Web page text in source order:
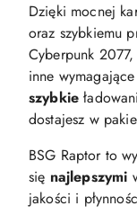
Dzięki mocnej
oraz szybkiemu
Cyberpunk
inne
szybkie
dostajesz w
BSG Raptor to
się najlepszymi
jakości i